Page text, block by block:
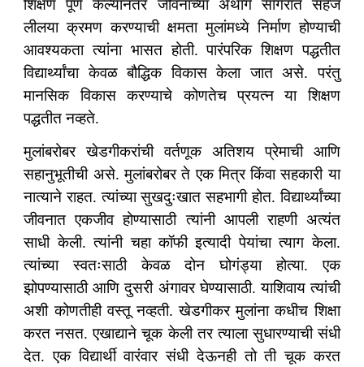
शिक्षण पूर्ण केल्यानंतर जीवनाच्या अथांग सागरात सहज
लीलया क्रमण करण्याची क्षमता मुलांमध्ये निर्माण होण्याची
आवश्यकता त्यांना भासत होती. पारंपरिक शिक्षण पद्धतीत
विद्यार्थ्यांचा केवळ बौद्धिक विकास केला जात असे. परंतु
मानसिक विकास करण्याचे कोणतेच प्रयत्न या शिक्षण
पद्धतीत नव्हते.
मुलांबरोबर खेडगीकरांची वर्तणूक अतिशय प्रेमाची आणि
सहानुभूतीची असे. मुलांबरोबर ते एक मित्र किंवा सहकारी या
नात्याने राहत. त्यांच्या सुखदुःखात सहभागी होत. विद्यार्थ्यांच्या
जीवनात एकजीव होण्यासाठी त्यांनी आपली राहणी अत्यंत
साधी केली. त्यांनी चहा कॉफी इत्यादी पेयांचा त्याग केला.
त्यांच्या स्वतःसाठी केवळ दोन घोगंड्या होत्या. एक
झोपण्यासाठी आणि दुसरी अंगावर घेण्यासाठी. याशिवाय त्यांची
अशी कोणतीही वस्तू नव्हती. खेडगीकर मुलांना कधीच शिक्षा
करत नसत. एखाद्याने चूक केली तर त्याला सुधारण्याची संधी
देत. एक विद्यार्थी वारंवार संधी देऊनही तो ती चूक करत